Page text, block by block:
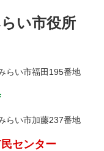
い市役所
らい市福田195番地
らい市加藤237番地
センター